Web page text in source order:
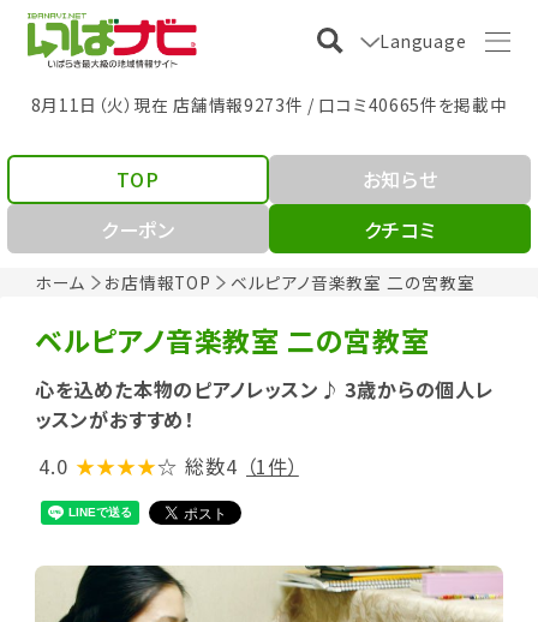
Language
8月11日（火）現在 店舗情報9273件 / 口コミ40665件を掲載中
ホーム お店情報TOP ベルピアノ音楽教室 二の宮教室
TOP
お知らせ
クーポン
クチコミ
ベルピアノ音楽教室 二の宮教室
心を込めた本物のピアノレッスン♪ 3歳からの個人レ
ッスンがおすすめ！
4.0 ★★★★☆ 総数4 （1件）